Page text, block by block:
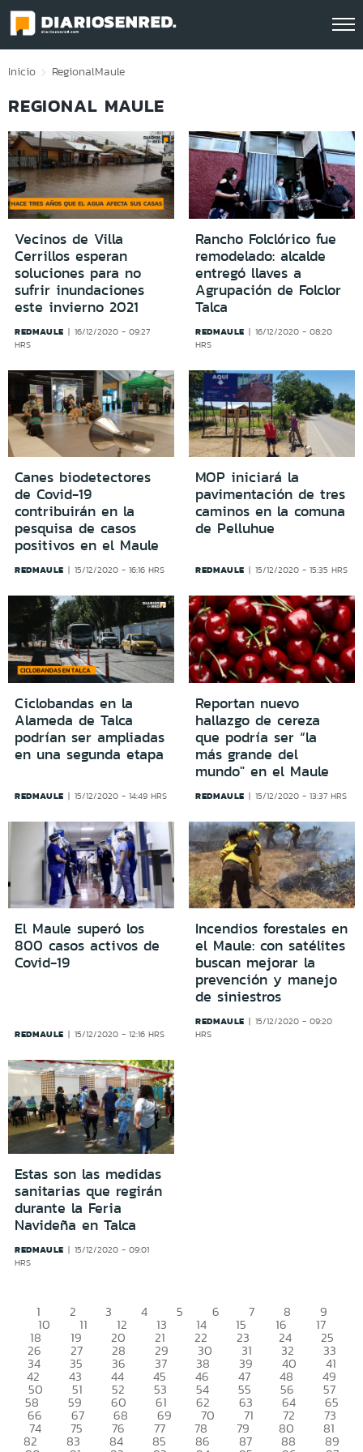
Click acá para ir directamente al contenido
Inicio RegionalMaule
REGIONAL MAULE
Vecinos de Villa
Cerrillos esperan
soluciones para no
sufrir inundaciones
este invierno 2021
REDMAULE
16/12/2020 - 09:27
HRS
Rancho Folclórico fue
remodelado: alcalde
entregó llaves a
Agrupación de Folclor
Talca
REDMAULE
16/12/2020 - 08:20
HRS
Canes biodetectores
de Covid-19
contribuirán en la
pesquisa de casos
positivos en el Maule
REDMAULE 15/12/2020 - 16:16 HRS
MOP iniciará la
pavimentación de tres
caminos en la comuna
de Pelluhue
REDMAULE 15/12/2020 - 15:35 HRS
Ciclobandas en la
Alameda de Talca
podrían ser ampliadas
en una segunda etapa
REDMAULE 15/12/2020 - 14:49 HRS
Reportan nuevo
hallazgo de cereza
que podría ser “la
más grande del
mundo" en el Maule
REDMAULE 15/12/2020 - 13:37 HRS
El Maule superó los
800 casos activos de
Covid-19
REDMAULE 15/12/2020 - 12:16 HRS
Incendios forestales en
el Maule: con satélites
buscan mejorar la
prevención y manejo
de siniestros
REDMAULE
15/12/2020 - 09:20
HRS
Estas son las medidas
sanitarias que regirán
durante la Feria
Navideña en Talca
REDMAULE
15/12/2020 - 09:01
HRS
1 2 3 4 5 6 7 8 9
10 11 12 13 14 15 16 17
18 19 20 21 22 23 24 25
26 27 28 29 30 31 32 33
34 35 36 37 38 39 40 41
42 43 44 45 46 47 48 49
50 51 52 53 54 55 56 57
58 59 60 61 62 63 64 65
66 67 68 69 70 71 72 73
74 75 76 77 78 79 80 81
82 83 84 85 86 87 88 89